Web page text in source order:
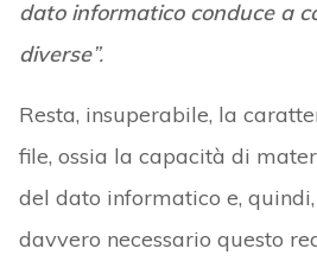
dato informatico conduce a
diverse”.
Resta, insuperabile, la
file, ossia la capacità di
del dato informatico e,
davvero necessario questo